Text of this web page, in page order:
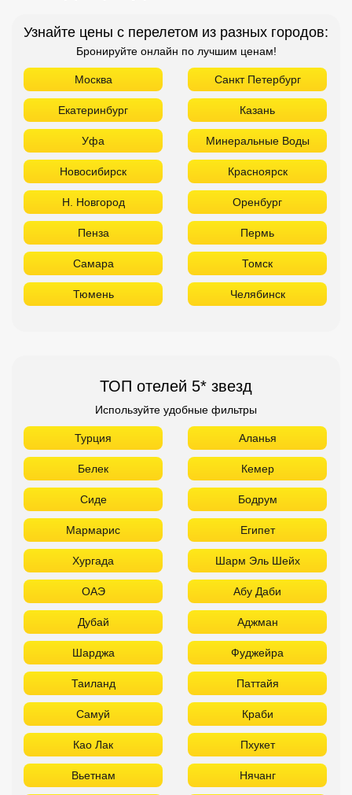
Узнайте цены с перелетом из разных городов:
Бронируйте онлайн по лучшим ценам!
Москва Санкт Петербург
Екатеринбург Казань
Уфа Минеральные Воды
Новосибирск Красноярск
Н. Новгород Оренбург
Пенза Пермь
Самара Томск
Тюмень Челябинск
ТОП отелей 5* звезд
Используйте удобные фильтры
Турция Аланья
Белек Кемер
Сиде Бодрум
Мармарис Египет
Хургада Шарм Эль Шейх
ОАЭ Абу Даби
Дубай Аджман
Шарджа Фуджейра
Таиланд Паттайя
Самуй Краби
Као Лак Пхукет
Вьетнам Нячанг